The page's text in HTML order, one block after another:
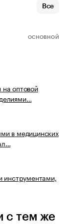
Все
ОСНОВНОЙ
оптовой
в медицинских
инструментами,
с тем же